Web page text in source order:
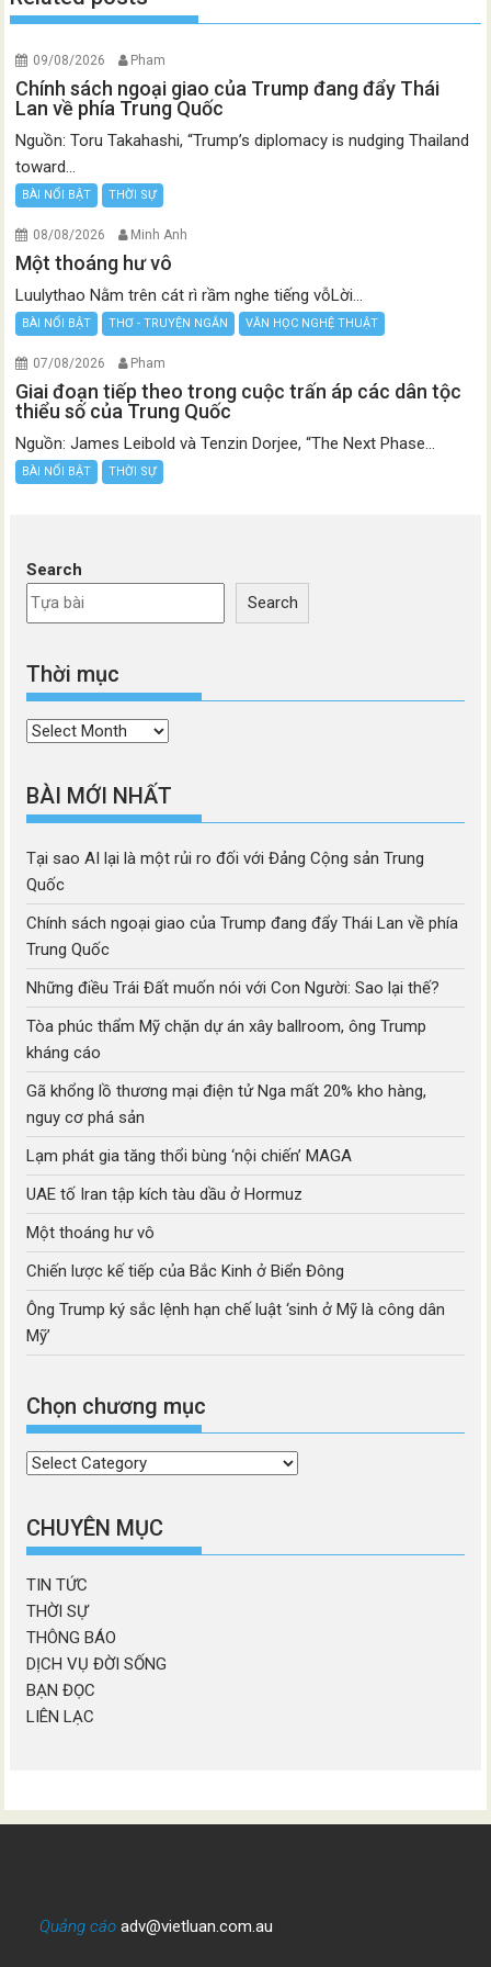
09/08/2026 Pham
Chính sách ngoại giao của Trump đang đẩy Thái
Lan về phía Trung Quốc
Nguồn: Toru Takahashi, “Trump’s diplomacy is nudging Thailand
toward...
BÀI NỔI BẬT THỜI SỰ
08/08/2026 Minh Anh
Một thoáng hư vô
Luulythao Nằm trên cát rì rầm nghe tiếng vỗLời...
BÀI NỔI BẬT THƠ - TRUYỆN NGẮN VĂN HỌC NGHỆ THUẬT
07/08/2026 Pham
Giai đoạn tiếp theo trong cuộc trấn áp các dân tộc
thiểu số của Trung Quốc
Nguồn: James Leibold và Tenzin Dorjee, “The Next Phase...
BÀI NỔI BẬT THỜI SỰ
Search
Search
Thời mục
Thời
BÀI MỚI NHẤT
Tại sao AI lại là một rủi ro đối với Đảng Cộng sản Trung
Quốc
Chính sách ngoại giao của Trump đang đẩy Thái Lan về phía
Trung Quốc
Những điều Trái Đất muốn nói với Con Người: Sao lại thế?
Tòa phúc thẩm Mỹ chặn dự án xây ballroom, ông Trump
kháng cáo
Gã khổng lồ thương mại điện tử Nga mất 20% kho hàng,
nguy cơ phá sản
Lạm phát gia tăng thổi bùng ‘nội chiến’ MAGA
UAE tố Iran tập kích tàu dầu ở Hormuz
Một thoáng hư vô
Chiến lược kế tiếp của Bắc Kinh ở Biển Đông
Ông Trump ký sắc lệnh hạn chế luật ‘sinh ở Mỹ là công dân
Mỹ’
Chọn chương mục
Chọn
mục
CHUYÊN MỤC
TIN TỨC
THỜI SỰ
THÔNG BÁO
DỊCH VỤ ĐỜI SỐNG
BẠN ĐỌC
LIÊN LẠC
Quảng cáo adv@vietluan.com.au